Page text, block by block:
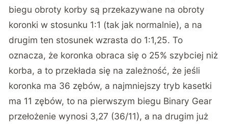
biegu obroty korby są przekazywane na obroty
koronki w stosunku 1:1 (tak jak normalnie), a na
drugim ten stosunek wzrasta do 1:1,25. To
oznacza, że koronka obraca się o 25% szybciej niż
korba, a to przekłada się na zależność, że jeśli
koronka ma 36 zębów, a najmniejszy tryb kasetki
ma 11 zębów, to na pierwszym biegu Binary Gear
przełożenie wynosi 3,27 (36/11), a na drugim już